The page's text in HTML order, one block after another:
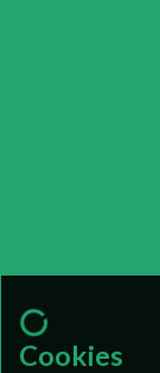
Cookies